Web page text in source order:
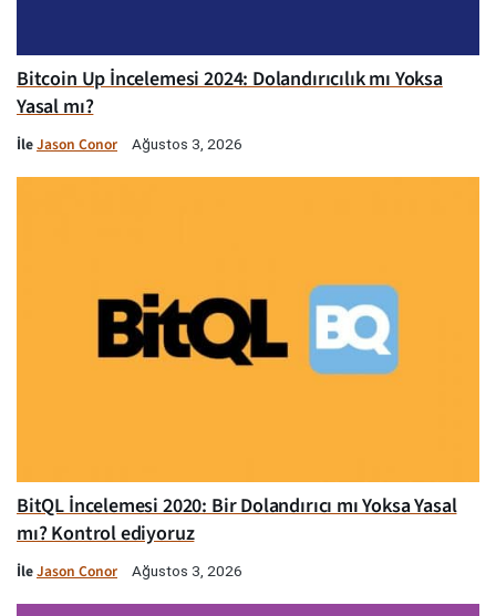
Bitcoin Up İncelemesi 2024: Dolandırıcılık mı Yoksa
Yasal mı?
İleJason Conor Ağustos 3, 2026
BitQL İncelemesi 2020: Bir Dolandırıcı mı Yoksa Yasal
mı? Kontrol ediyoruz
İleJason Conor Ağustos 3, 2026